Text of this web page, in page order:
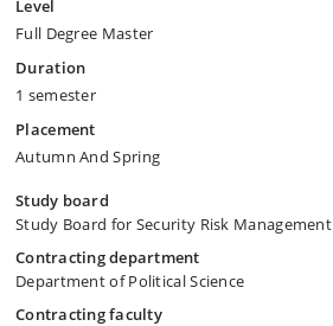
Level
Full Degree Master
Duration
1 semester
Placement
Autumn And Spring
Study board
Study Board for Security Risk Management
Contracting department
Department of Political Science
Contracting faculty